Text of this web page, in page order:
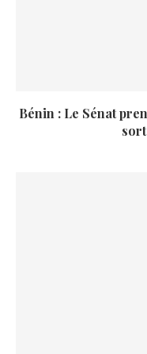
Bénin : Le Sénat